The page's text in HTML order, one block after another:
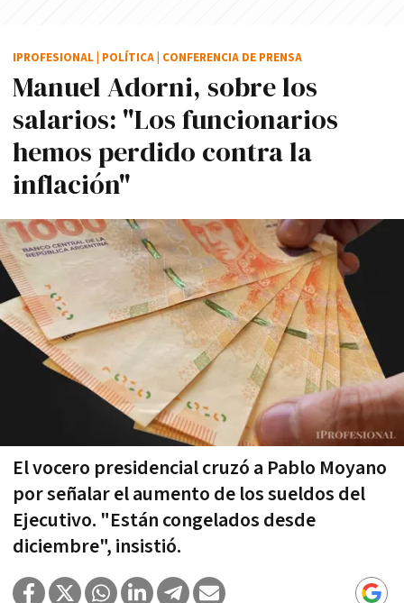
Manuel Adorni, sobre los
salarios: "Los funcionarios
hemos perdido contra la
inflación"
El vocero presidencial cruzó a Pablo Moyano
por señalar el aumento de los sueldos del
Ejecutivo. "Están congelados desde
diciembre", insistió.
IPROFESIONAL POLÍTICA CONFERENCIA DE PRENSA